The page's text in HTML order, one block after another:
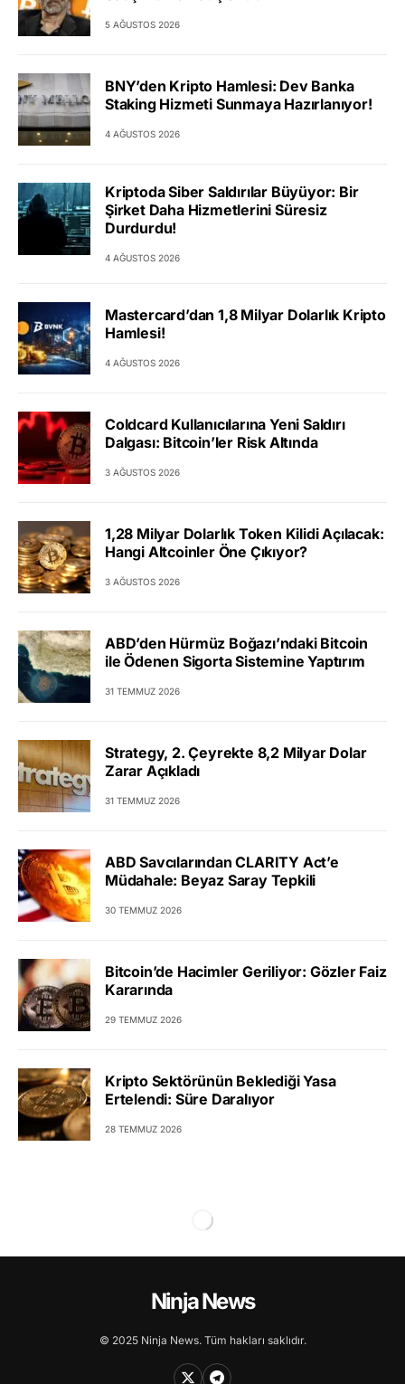
5 AĞUSTOS 2026
BNY’den Kripto Hamlesi: Dev Banka
Staking Hizmeti Sunmaya Hazırlanıyor!
4 AĞUSTOS 2026
Kriptoda Siber Saldırılar Büyüyor: Bir
Şirket Daha Hizmetlerini Süresiz
Durdurdu!
4 AĞUSTOS 2026
Mastercard’dan 1,8 Milyar Dolarlık Kripto
Hamlesi!
4 AĞUSTOS 2026
Coldcard Kullanıcılarına Yeni Saldırı
Dalgası: Bitcoin’ler Risk Altında
3 AĞUSTOS 2026
1,28 Milyar Dolarlık Token Kilidi Açılacak:
Hangi Altcoinler Öne Çıkıyor?
3 AĞUSTOS 2026
ABD’den Hürmüz Boğazı’ndaki Bitcoin
ile Ödenen Sigorta Sistemine Yaptırım
31 TEMMUZ 2026
Strategy, 2. Çeyrekte 8,2 Milyar Dolar
Zarar Açıkladı
31 TEMMUZ 2026
ABD Savcılarından CLARITY Act’e
Müdahale: Beyaz Saray Tepkili
30 TEMMUZ 2026
Bitcoin’de Hacimler Geriliyor: Gözler Faiz
Kararında
29 TEMMUZ 2026
Kripto Sektörünün Beklediği Yasa
Ertelendi: Süre Daralıyor
28 TEMMUZ 2026
Ninja News
© 2025 Ninja News. Tüm hakları saklıdır.